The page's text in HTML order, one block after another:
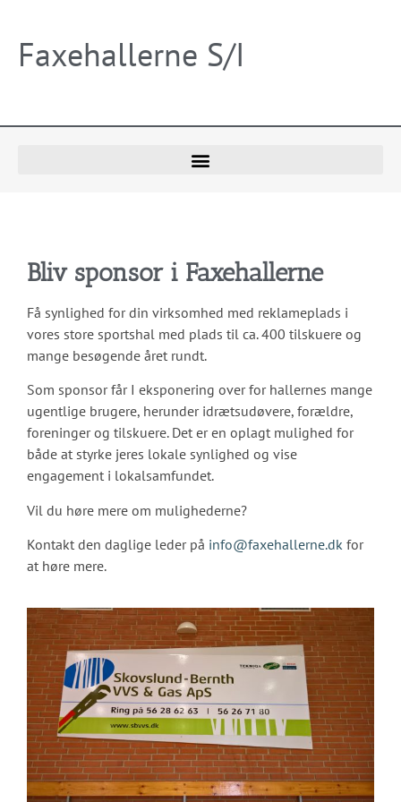
Faxehallerne S/I
Bliv sponsor i Faxehallerne
Få synlighed for din virksomhed med reklameplads i
vores store sportshal med plads til ca. 400 tilskuere og
mange besøgende året rundt.
Som sponsor får I eksponering over for hallernes mange
ugentlige brugere, herunder idrætsudøvere, forældre,
foreninger og tilskuere. Det er en oplagt mulighed for
både at styrke jeres lokale synlighed og vise
engagement i lokalsamfundet.
Vil du høre mere om mulighederne?
Kontakt den daglige leder på info@faxehallerne.dk for
at høre mere.